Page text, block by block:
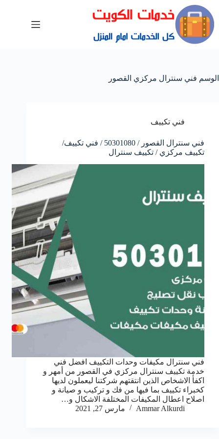
الوسم فني سنترال مركزي القصور
فني تكييف
فني سنترال القصور / 50301080 / فني تكييف/
تكييف مركزي / تكييف سنترال
فني سنترال مكيفات وحدات التكييف افضل فني
خدمة تكييف سنترال مركزي في القصور من أمهر و
اكفأ الاشخاص الذين انتقتهم شركتنا ليعملون لديها
كخبراء تكييف بما فيها من فك و تركيب و صيانة و
اصلاح اعطال المكيفات المختلفة الاشكال و…
Ammar Alkurdi
مارس 27, 2021